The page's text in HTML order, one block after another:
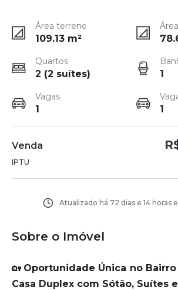
Área terreno
109.13 m²
Quartos
2 (2 suítes) 1
Vagas
1 1
Venda
IPTU
Atualizado há 72 dias e 14 horas
Sobre o Imóvel
🏡 Oportunidade Única no Bairro
Casa Duplex com Sótão, Suítes